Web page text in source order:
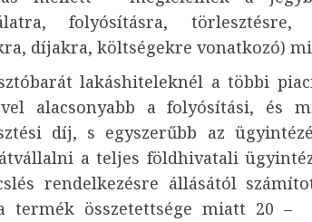
folyósításra, törlesztésre,
díjakra, költségekre vonatkozó)
lakáshiteleknél a többi
alacsonyabb a folyósítási, és
díj, s egyszerűbb az
a teljes földhivatali
rendelkezésre állásától
termék összetettsége miatt 20 –